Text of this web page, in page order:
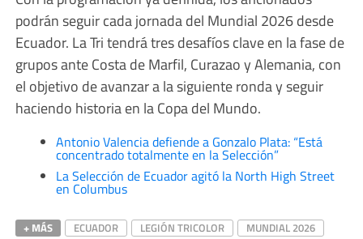
podrán seguir cada jornada del Mundial 2026 desde
Ecuador. La Tri tendrá tres desafíos clave en la fase de
grupos ante Costa de Marfil, Curazao y Alemania, con
el objetivo de avanzar a la siguiente ronda y seguir
haciendo historia en la Copa del Mundo.
Antonio Valencia defiende a Gonzalo Plata: “Está
concentrado totalmente en la Selección”
La Selección de Ecuador agitó la North High Street
en Columbus
+ MÁS ECUADOR LEGIÓN TRICOLOR
MUNDIAL 2026